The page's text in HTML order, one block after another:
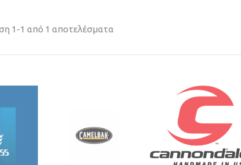
1-1 από 1 αποτελέσματα